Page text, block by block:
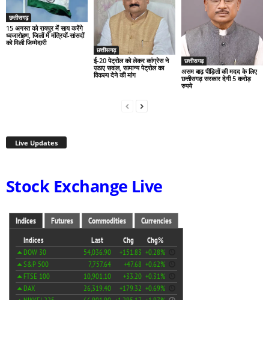
छत्तीसगढ़
15 अगस्त को रायपुर में साय करेंगे
ध्वजारोहण, जिलों में मंत्रियों-सांसदों
को मिली जिम्मेदारी
छत्तीसगढ़
ई-20 पेट्रोल को लेकर कांग्रेस ने
उठाए सवाल, सामान्य पेट्रोल का
विकल्प देने की मांग
छत्तीसगढ़
असम बाढ़ पीड़ितों की मदद के लिए
छत्तीसगढ़ सरकार देगी 5 करोड़
रुपये
Live Updates
Stock Exchange Live